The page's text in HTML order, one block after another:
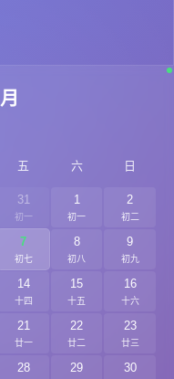
月
五 六 日
31
初一
1
初一
2
初二
7
初七
8
初八
9
初九
14
十四
15
十五
16
十六
21
廿一
22
廿二
23
廿三
28 29 30